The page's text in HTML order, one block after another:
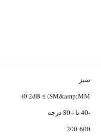
سبز
0.2dB ≤ (SM&amp;MM)
-40 تا +80 درجه
200-600